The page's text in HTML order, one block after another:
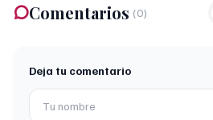
Comentarios (0)
Deja tu comentario